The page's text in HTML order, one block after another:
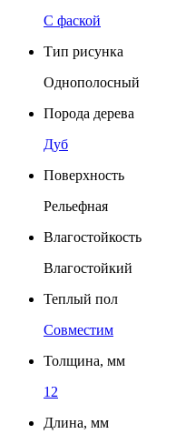
C фаской
Тип рисунка
Однополосный
Порода дерева
Дуб
Поверхность
Рельефная
Влагостойкость
Влагостойкий
Теплый пол
Совместим
Толщина, мм
12
Длина, мм